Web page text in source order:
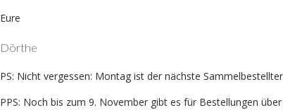
Eure
Dörthe
PS: Nicht vergessen: Montag ist der nächste
PPS: Noch bis zum 9. November gibt es für Bestellungen